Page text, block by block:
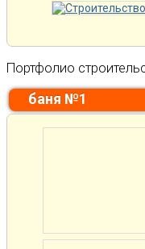
Портфолио
баня №1